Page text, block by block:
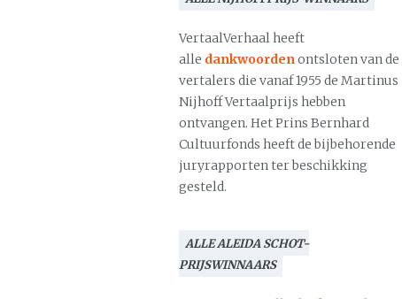
VertaalVerhaal heeft
alle dankwoordenontsloten van de
vertalers die vanaf 1955 de Martinus
Nijhoff Vertaalprijs hebben
ontvangen. Het Prins Bernhard
Cultuurfonds heeft de bijbehorende
juryrapporten ter beschikking
gesteld.
ALLE ALEIDA SCHOT-
PRIJSWINNAARS